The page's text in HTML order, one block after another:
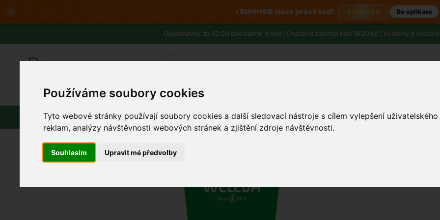
Používáme soubory cookies
Tyto webové stránky používají soubory cookies a další sledovací nástroje s cílem vylepšení
reklam, analýzy návštěvnosti webových stránek a zjištění zdroje návštěvnosti.
Souhlasím Upravit mé předvolby
× ⚡SUMMER sleva právě teď! Do aplikace
Objednávky do 12:00 odesíláme ihned | Doprava zdarma nad 1800 Kč | Výměny a
Slevy až -80% Blog Lexikon
Parfémy Líčení Vlasy Pleť Tělo a hygiena Děti Muži Zdraví